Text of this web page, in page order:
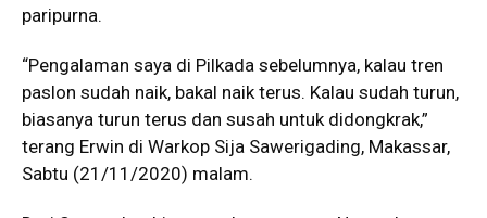
paripurna.
“Pengalaman saya di Pilkada sebelumnya, kalau tren
paslon sudah naik, bakal naik terus. Kalau sudah turun,
biasanya turun terus dan susah untuk didongkrak,”
terang Erwin di Warkop Sija Sawerigading, Makassar,
Sabtu (21/11/2020) malam.